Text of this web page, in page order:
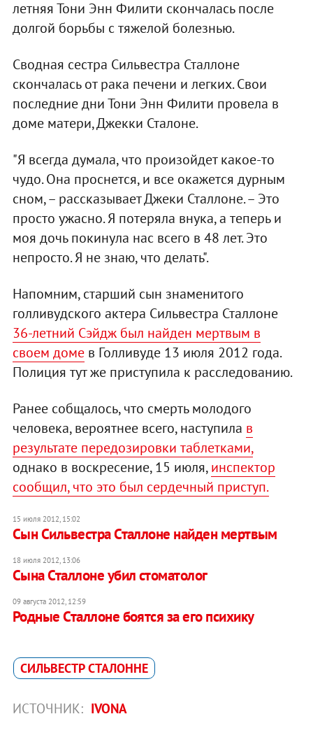
летняя Тони Энн Филити скончалась после
долгой борьбы с тяжелой болезнью.
Сводная сестра Сильвестра Сталлоне
скончалась от рака печени и легких. Свои
последние дни Тони Энн Филити провела в
доме матери, Джекки Сталоне.
"Я всегда думала, что произойдет какое-то
чудо. Она проснется, и все окажется дурным
сном, – рассказывает Джеки Сталлоне. – Это
просто ужасно. Я потеряла внука, а теперь и
моя дочь покинула нас всего в 48 лет. Это
непросто. Я не знаю, что делать".
Напомним, старший сын знаменитого
голливудского актера Сильвестра Сталлоне
36-летний Сэйдж был найден мертвым в
своем домев Голливуде 13 июля 2012 года.
Полиция тут же приступила к расследованию.
Ранее собщалось, что смерть молодого
человека, вероятнее всего, наступила в
результате передозировки таблетками,
однако в воскресение, 15 июля,инспектор
сообщил, что это был сердечный приступ.
15 июля 2012, 15:02
Сын Сильвестра Сталлоне найден мертвым
18 июля 2012, 13:06
Сына Сталлоне убил стоматолог
09 августа 2012, 12:59
Родные Сталлоне боятся за его психику
СИЛЬВЕСТР СТАЛОННЕ
ИСТОЧНИК: IVONA